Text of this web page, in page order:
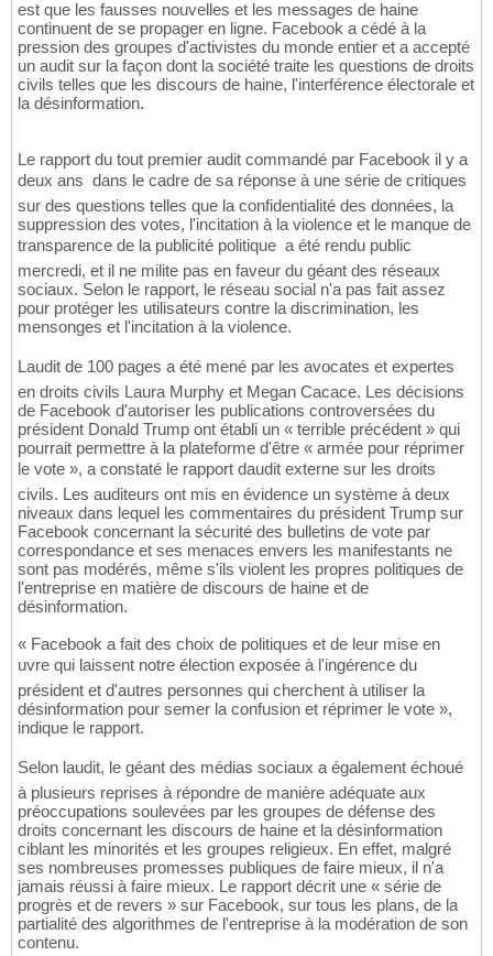
est que les fausses nouvelles et les messages de haine
continuent de se propager en ligne. Facebook a cédé à la
pression des groupes d'activistes du monde entier et a accepté
un audit sur la façon dont la société traite les questions de droits
civils telles que les discours de haine, l'interférence électorale et
la désinformation.
Le rapport du tout premier audit commandé par Facebook il y a
deux ans  dans le cadre de sa réponse à une série de critiques
sur des questions telles que la confidentialité des données, la
suppression des votes, l'incitation à la violence et le manque de
transparence de la publicité politique  a été rendu public
mercredi, et il ne milite pas en faveur du géant des réseaux
sociaux. Selon le rapport, le réseau social n'a pas fait assez
pour protéger les utilisateurs contre la discrimination, les
mensonges et l'incitation à la violence.
Laudit de 100 pages a été mené par les avocates et expertes
en droits civils Laura Murphy et Megan Cacace. Les décisions
de Facebook d'autoriser les publications controversées du
président Donald Trump ont établi un « terrible précédent » qui
pourrait permettre à la plateforme d'être « armée pour réprimer
le vote », a constaté le rapport daudit externe sur les droits
civils. Les auditeurs ont mis en évidence un système à deux
niveaux dans lequel les commentaires du président Trump sur
Facebook concernant la sécurité des bulletins de vote par
correspondance et ses menaces envers les manifestants ne
sont pas modérés, même s'ils violent les propres politiques de
l'entreprise en matière de discours de haine et de
désinformation.
« Facebook a fait des choix de politiques et de leur mise en
uvre qui laissent notre élection exposée à l'ingérence du
président et d'autres personnes qui cherchent à utiliser la
désinformation pour semer la confusion et réprimer le vote »,
indique le rapport.
Selon laudit, le géant des médias sociaux a également échoué
à plusieurs reprises à répondre de manière adéquate aux
préoccupations soulevées par les groupes de défense des
droits concernant les discours de haine et la désinformation
ciblant les minorités et les groupes religieux. En effet, malgré
ses nombreuses promesses publiques de faire mieux, il n'a
jamais réussi à faire mieux. Le rapport décrit une « série de
progrès et de revers » sur Facebook, sur tous les plans, de la
partialité des algorithmes de l'entreprise à la modération de son
contenu.